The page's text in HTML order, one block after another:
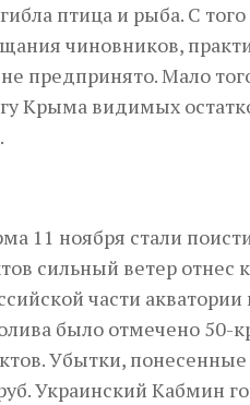
птица и рыба. С
чиновников,
предпринято. Мало
Крыма видимых
11 ноября стали
сильный ветер отнес
части
было отмечено
Убытки,
Украинский Кабмин